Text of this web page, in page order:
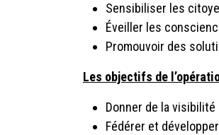
Sensibiliser les
Éveiller les
Promouvoir des
Les objectifs de
Donner de la
Fédérer et